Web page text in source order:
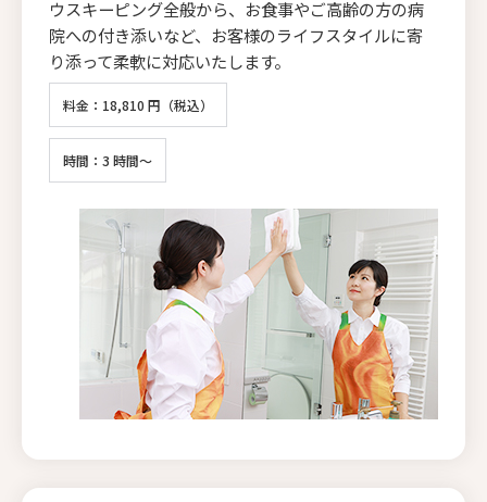
ウスキーピング全般から、お食事やご高齢の方の病
院への付き添いなど、お客様のライフスタイルに寄
り添って柔軟に対応いたします。
料金：18,810 円（税込）
時間：3 時間～